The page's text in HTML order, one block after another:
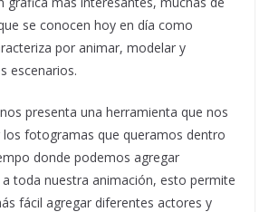
se conocen hoy en día como
por animar, modelar y
escenarios.
presenta una herramienta que nos
fotogramas que queramos dentro
donde podemos agregar
toda nuestra animación, esto permite
fácil agregar diferentes actores y